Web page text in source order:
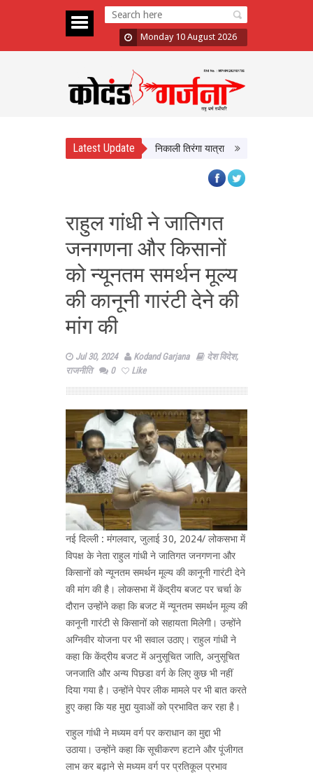
Monday 10 August 2026
Latest Update
अभियान का आगाज, CM Yadav ने निकाली तिरंगा यात्रा भद्रा के साये में सावन
राहुल गांधी ने जातिगत
जनगणना और किसानों
को न्‍यूनतम समर्थन मूल्‍य
की कानूनी गारंटी देने की
मांग की
Jul 30, 2024 Kodand Garjana देश विदेश,
राजनीति
0 Like
नई दिल्ली : मंगलवार, जुलाई 30, 2024/ लोकसभा में
विपक्ष के नेता राहुल गांधी ने जातिगत जनगणना और
किसानों को न्‍यूनतम समर्थन मूल्‍य की कानूनी गारंटी देने
की मांग की है। लोकसभा में केंद्रीय बजट पर चर्चा के
दौरान उन्होंने कहा कि बजट में न्‍यूनतम समर्थन मूल्‍य की
कानूनी गारंटी से किसानों को सहायता मिलेगी। उन्होंने
अग्निवीर योजना पर भी सवाल उठाए। राहुल गांधी ने
कहा कि केंद्रीय बजट में अनुसूचित जाति, अनुसूचित
जनजाति और अन्‍य पिछडा वर्ग के लिए कुछ भी नहीं
दिया गया है। उन्होंने पेपर लीक मामले पर भी बात करते
हुए कहा कि यह मुद्दा युवाओं को प्रभावित कर रहा है।
राहुल गांधी ने मध्यम वर्ग पर कराधान का मुद्दा भी
उठाया। उन्‍होंने कहा कि सूचीकरण हटाने और पूंजीगत
लाभ कर बढ़ाने से मध्यम वर्ग पर प्रतिकूल प्रभाव